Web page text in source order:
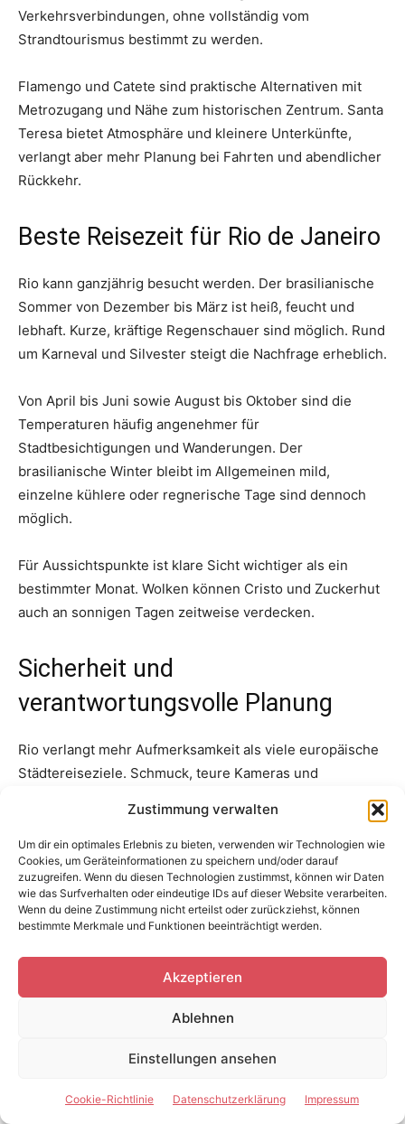
Zustimmung verwalten
Um dir ein optimales Erlebnis zu bieten, verwenden wir Technologien wie
Cookies, um Geräteinformationen zu speichern und/oder darauf
zuzugreifen. Wenn du diesen Technologien zustimmst, können wir Daten
wie das Surfverhalten oder eindeutige IDs auf dieser Website verarbeiten.
Wenn du deine Zustimmung nicht erteilst oder zurückziehst, können
bestimmte Merkmale und Funktionen beeinträchtigt werden.
Akzeptieren
Ablehnen
Einstellungen ansehen
Cookie-Richtlinie Datenschutzerklärung Impressum
Verkehrsverbindungen, ohne vollständig vom
Strandtourismus bestimmt zu werden.
Flamengo und Catete sind praktische Alternativen mit
Metrozugang und Nähe zum historischen Zentrum. Santa
Teresa bietet Atmosphäre und kleinere Unterkünfte,
verlangt aber mehr Planung bei Fahrten und abendlicher
Rückkehr.
Beste Reisezeit für Rio de Janeiro
Rio kann ganzjährig besucht werden. Der brasilianische
Sommer von Dezember bis März ist heiß, feucht und
lebhaft. Kurze, kräftige Regenschauer sind möglich. Rund
um Karneval und Silvester steigt die Nachfrage erheblich.
Von April bis Juni sowie August bis Oktober sind die
Temperaturen häufig angenehmer für
Stadtbesichtigungen und Wanderungen. Der
brasilianische Winter bleibt im Allgemeinen mild,
einzelne kühlere oder regnerische Tage sind dennoch
möglich.
Für Aussichtspunkte ist klare Sicht wichtiger als ein
bestimmter Monat. Wolken können Cristo und Zuckerhut
auch an sonnigen Tagen zeitweise verdecken.
Sicherheit und
verantwortungsvolle Planung
Rio verlangt mehr Aufmerksamkeit als viele europäische
Städtereiseziele. Schmuck, teure Kameras und
Mobiltelefone sollten nicht unnötig offen gezeigt werden.
Nachts sind bestellte Fahrdienste meist sinnvoller als
längere Fußwege.
Das Auswärtige Amt rät ausdrücklich vom Besuch
sämtlicher Favelas in Rio ab, einschließlich geführter
oder als sicher beworbener Touren. Bewaffnete Konflikte
zwischen kriminellen Gruppen und Sicherheitskräften
können auch Unbeteiligte gefährden.
Räume verzichtet werden muss. Bekannte Strände,
besucht werden. Entscheidend sind Tageszeit, aktuelle